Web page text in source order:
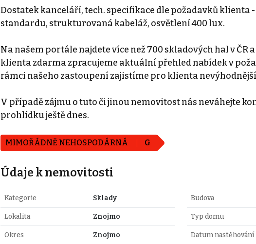
Dostatek kanceláří, tech. specifikace dle požadavků klienta
standardu, strukturovaná kabeláž, osvětlení 400 lux.
Na našem portále najdete více než 700 skladových hal v ČR
klienta zdarma zpracujeme aktuální přehled nabídek v
rámci našeho zastoupení zajistíme pro klienta
V případě zájmu o tuto či jinou nemovitost nás neváhejte
prohlídku ještě dnes.
MIMOŘÁDNĚ NEHOSPODÁRNÁ G
Údaje k nemovitosti
Kategorie Sklady
Lokalita Znojmo
Okres Znojmo
Budova
Typ domu
Datum nastěhování